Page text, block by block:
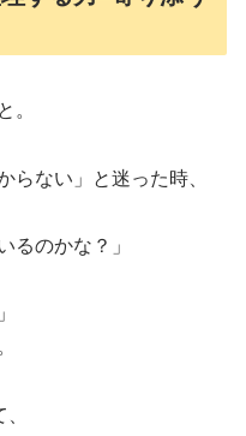
。
らない」と迷った時、
るのかな？」